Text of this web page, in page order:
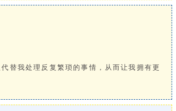
替我处理反复繁琐的事情，从而让我拥有更